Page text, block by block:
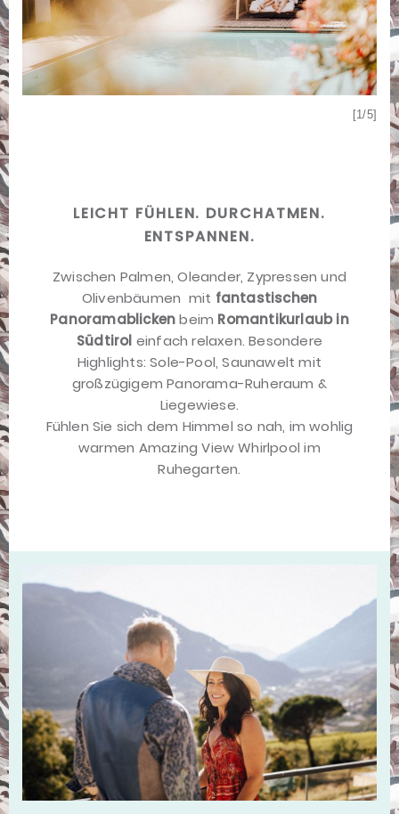
5] [1/5]
LEICHT FÜHLEN. DURCHATMEN.
ENTSPANNEN.
Zwischen Palmen, Oleander, Zypressen und
Olivenbäumen  mit fantastischen
Panoramablickenbeim Romantikurlaub in
Südtirol einfach relaxen. Besondere
Highlights: Sole-Pool, Saunawelt mit
großzügigem Panorama-Ruheraum &
Liegewiese.
Fühlen Sie sich dem Himmel so nah, im wohlig
warmen Amazing View Whirlpool im
Ruhegarten.